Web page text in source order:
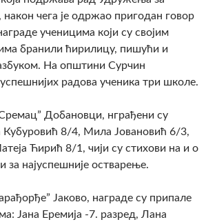
чега је одржао пригодан говор
ученицима који су својим
бранили ћирилицу, пишући и
На општини Сурчин
радова ученика три школе.
Добановци, нграђени су
Кубуровић 8/4, Мила Јовановић 6/3,
Ћирић 8/1, чији су стихови на и о
за најуспешније остварење.
Јаково, награде су припале
Јана Еремија -7. разред, Лана